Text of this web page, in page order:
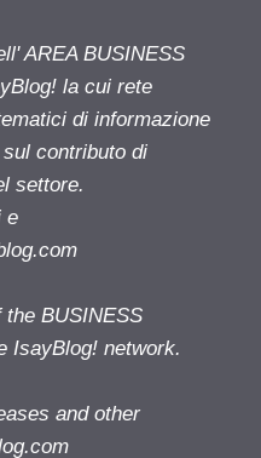
AREA BUSINESS
la cui rete
di informazione
contributo di
settore.
e
BUSINESS
IsayBlog! network.
and other